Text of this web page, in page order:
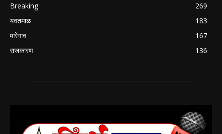
Breaking
269
यवतमाळ
183
मारेगाव
167
राजकारण
136